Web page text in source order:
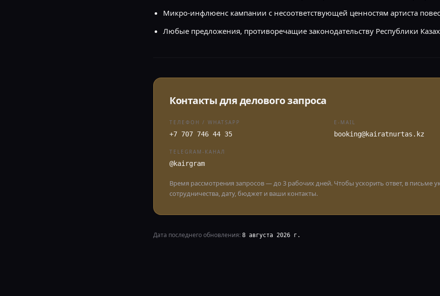
Микро-инфлюенс кампании с несоответствующей ценностям артиста
Любые предложения, противоречащие законодательству Республики
Контакты для делового запроса
ТЕЛЕФОН / WHATSAPP
+7 707 746 44 35
E-MAIL
booking@kairatnurtas.kz
TELEGRAM-КАНАЛ
@kairgram
Время рассмотрения запросов — до 3 рабочих дней. Чтобы ускорить ответ, в письме
сотрудничества, дату, бюджет и ваши контакты.
Дата последнего обновления: 8 августа 2026 г.